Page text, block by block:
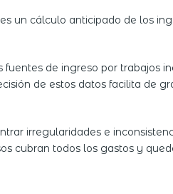
un cálculo anticipado de los
de ingreso por trabajos
de estos datos facilita de
irregularidades e
cubran todos los gastos y